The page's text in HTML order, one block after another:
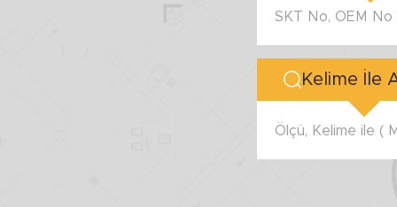
SKT No, OEM
Kelime İle
Ölçü, Kelime ile (